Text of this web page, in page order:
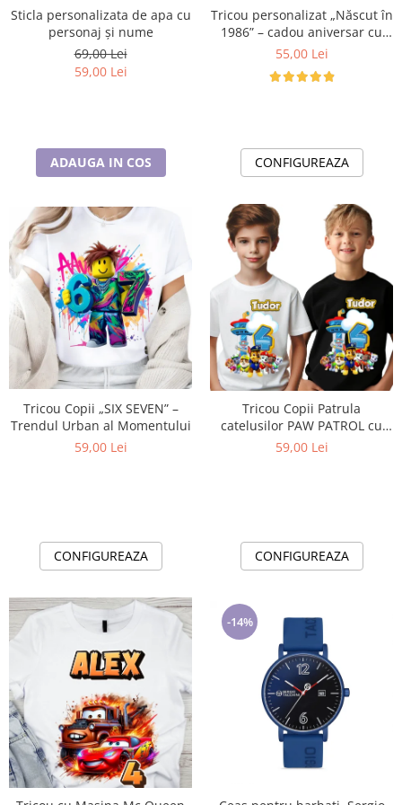
Cadouri pentru Doctori
Cadouri pentru Sfânta Maria
Sticla personalizata de apa cu
personaj și nume
69,00 Lei
59,00 Lei
ADAUGA IN COS
Tricou personalizat „Născut în
1986” – cadou aniversar cu
mesaj amuzant
55,00 Lei
CONFIGUREAZA
Tricou Copii „SIX SEVEN” –
Trendul Urban al Momentului
59,00 Lei
CONFIGUREAZA
Tricou Copii Patrula
catelusilor PAW PATROL cu
Cifră Aniversară | Cadou
59,00 Lei
CONFIGUREAZA
-14%